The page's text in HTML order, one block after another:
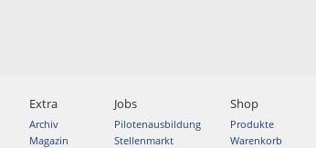
Extra
Archiv
Magazin
Jobs
Pilotenausbildung
Stellenmarkt
Shop
Produkte
Warenkorb